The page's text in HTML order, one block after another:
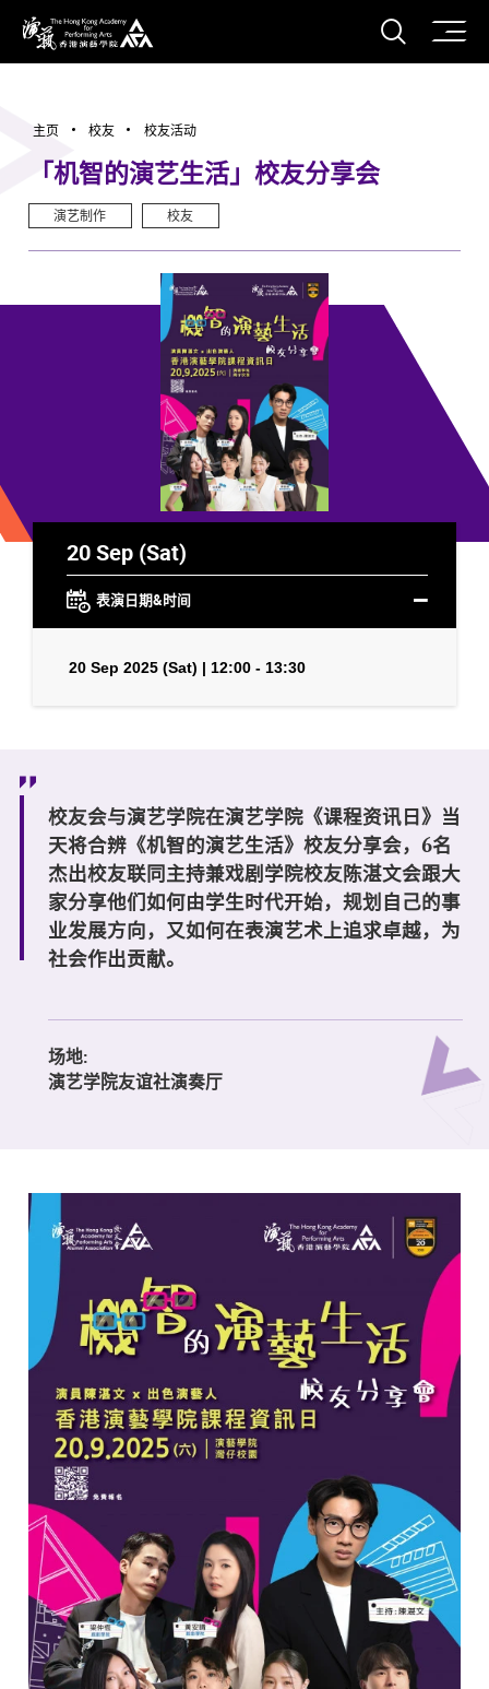
香港演艺学院
打开
主页 校友 校友活动
「机智的演艺生活」校友分享会
演艺制作 校友
20 Sep (Sat)
表演日期&时间
20 Sep 2025 (Sat) | 12:00 - 13:30
校友会与演艺学院在演艺学院《课程资讯日》当
天将合辨《机智的演艺生活》校友分享会，6名
杰出校友联同主持兼戏剧学院校友陈湛文会跟大
家分享他们如何由学生时代开始，规划自己的事
业发展方向，又如何在表演艺术上追求卓越，为
社会作出贡献。
场地:
演艺学院友谊社演奏厅